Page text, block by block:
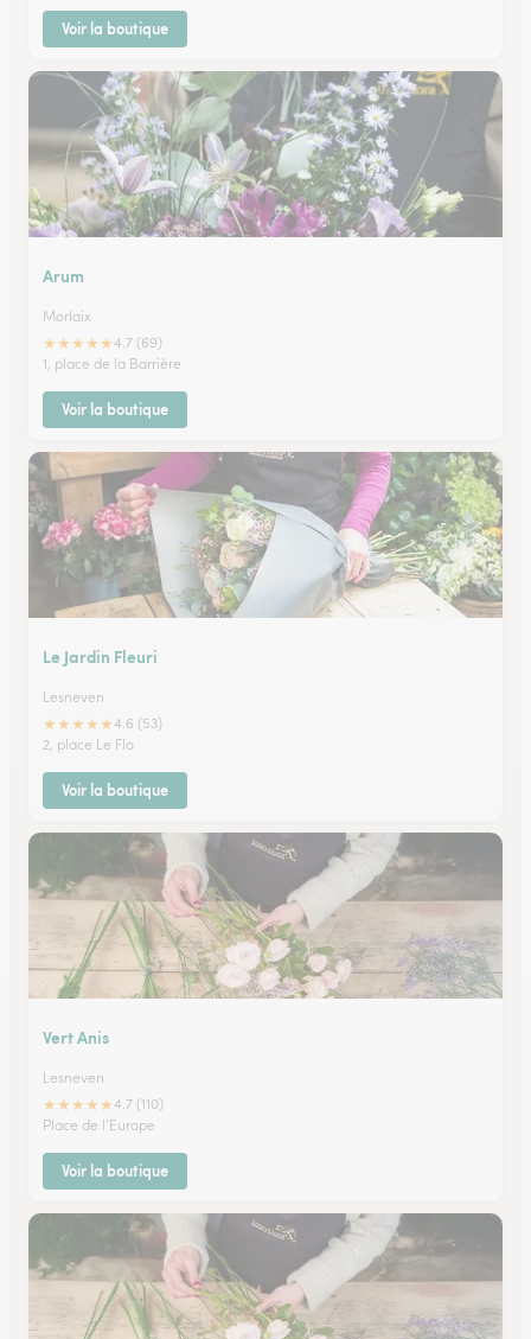
Voir la boutique
Arum
Morlaix
★★★★★4.7 (69)
1, place de la Barrière
Voir la boutique
Le Jardin Fleuri
Lesneven
★★★★★4.6 (53)
2, place Le Flo
Voir la boutique
Vert Anis
Lesneven
★★★★★4.7 (110)
Place de l'Europe
Voir la boutique